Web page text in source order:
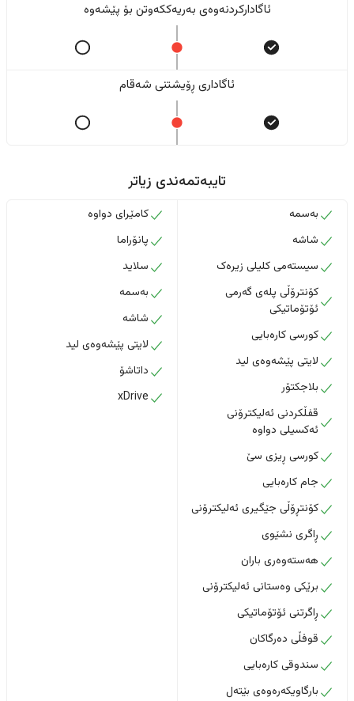
ئاگادارکردنەوەی بەریەککەوتن بۆ پێشەوە
ئاگاداری ڕۆیشتنی شەقام
تایبەتمەندی زیاتر
بەسمە
شاشە
سیستەمی کلیلی زیرەک
کۆنترۆڵی پلەی گەرمی
ئۆتۆماتیکی
کورسی کارەبایی
لایتی پێشەوەی لید
بلاجکتۆر
قفڵکردنی ئەلیکترۆنی
ئەکسیلی دواوە
کورسی ڕیزی سێ
جام کارەبایی
کۆنتڕۆڵی جێگیری ئەلیکترۆنی
ڕاگری نشێوی
هەستەوەری باران
برێکی وەستانی ئەلیکترۆنی
ڕاگرتنی ئۆتۆماتیکی
قوفڵی دەرگاکان
سندوقی کارەبایی
بارگاویکەرەوەی بێتەل
کامێرای دواوە
پانۆراما
سلاید
بەسمە
شاشە
لایتی پێشەوەی لید
داتاشۆ
xDrive